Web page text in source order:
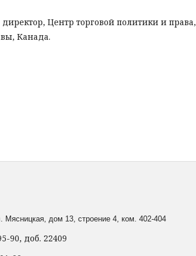
Центр торговой политики и права,
Канада.
Мясницкая, дом 13, строение 4, ком. 402-404
90, доб. 22409